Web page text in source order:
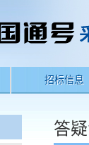
招标信息
答